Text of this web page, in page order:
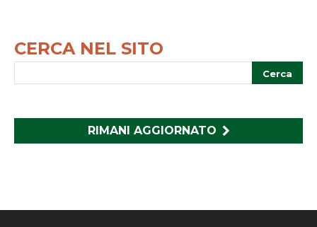
CERCA NEL SITO
RIMANI AGGIORNATO